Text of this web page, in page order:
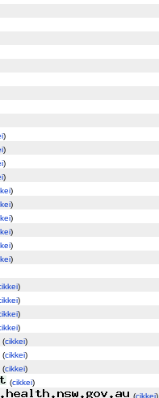
)
)
)
)
)
)
)
)
)
)
)
)
)
)
(cikkei)
(cikkei)
(cikkei)
(cikkei)
(cikkei)